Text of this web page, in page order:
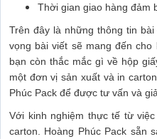
Thời gian giao hàng đảm
Trên đây là những thông tin
vọng bài viết sẽ mang đến
bạn còn thắc mắc gì về hộp
một đơn vị sản xuất và in
Phúc Pack để được tư vấn và
Với kinh nghiệm thực tế từ
carton. Hoàng Phúc Pack sẵn